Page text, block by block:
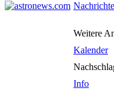
Weitere
Kalender
Info